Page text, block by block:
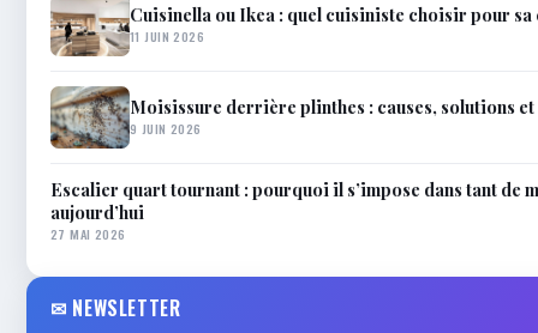
Cuisinella ou Ikea : quel cuisiniste choisir pour sa
11 JUIN 2026
Moisissure derrière plinthes : causes, solutions
9 JUIN 2026
Escalier quart tournant : pourquoi il s’impose dans tant de
aujourd’hui
27 MAI 2026
✉ NEWSLETTER